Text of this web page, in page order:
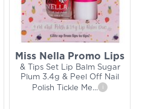
Miss Nella Promo Lips
& Tips Set Lip Balm Sugar
Plum 3.4g & Peel Off Nail
Polish Tickle Me... i